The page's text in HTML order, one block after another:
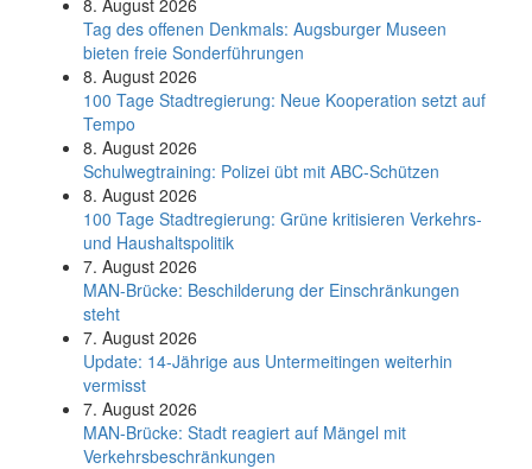
8. August 2026
Tag des offenen Denkmals: Augsburger Museen
bieten freie Sonderführungen
8. August 2026
100 Tage Stadtregierung: Neue Kooperation setzt auf
Tempo
8. August 2026
Schul­weg­trai­ning: Poli­zei übt mit ABC-Schüt­zen
8. August 2026
100 Tage Stadtregierung: Grüne kritisieren Verkehrs-
und Haushaltspolitik
7. August 2026
MAN-Brücke: Beschilderung der Einschränkungen
steht
7. August 2026
Update: 14-Jährige aus Untermeitingen weiterhin
vermisst
7. August 2026
MAN-Brücke: Stadt reagiert auf Mängel mit
Verkehrsbeschränkungen